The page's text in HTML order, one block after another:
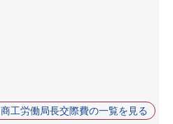
商工労働局長交際費の一覧を見る